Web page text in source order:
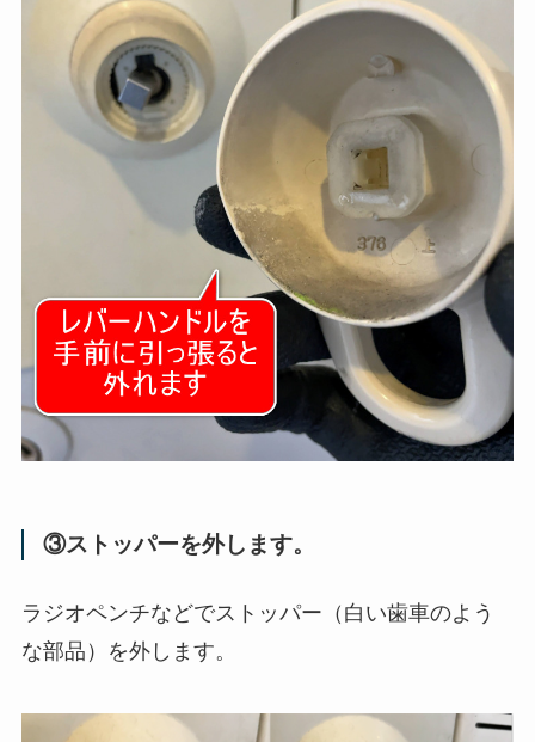
③ストッパーを外します。
ラジオペンチなどでストッパー（白い歯車のよう
な部品）を外します。